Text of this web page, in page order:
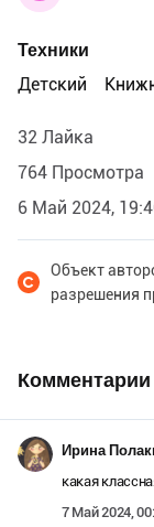
Техники
Детский
32 Лайка
764 Просмотра
6 Май 2024,
Объект
разрешения
Комментарии
Ирина
какая
7 Май 2024,